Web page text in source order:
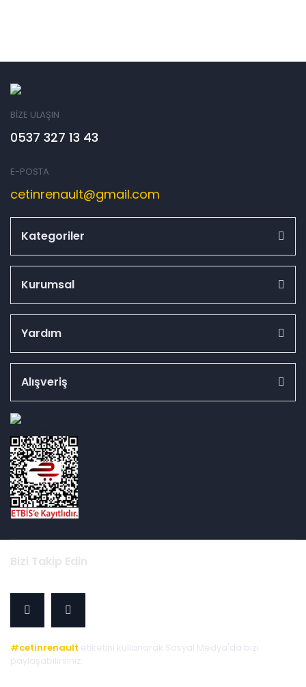
BİZE ULAŞIN
0537 327 13 43
E-POSTA
cetinrenault@gmail.com
Kategoriler
Kurumsal
Yardım
Alışveriş
Bizi Takip Edin
#cetinrenault etiketini kullanarak Sosyal Medya'da bizi
paylaşabilirsiniz.